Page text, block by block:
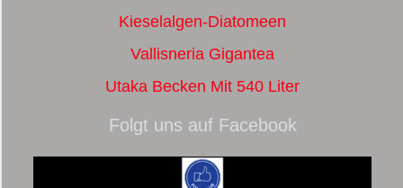
Kieselalgen-Diatomeen
Vallisneria Gigantea
Utaka Becken Mit 540 Liter
Folgt uns auf Facebook